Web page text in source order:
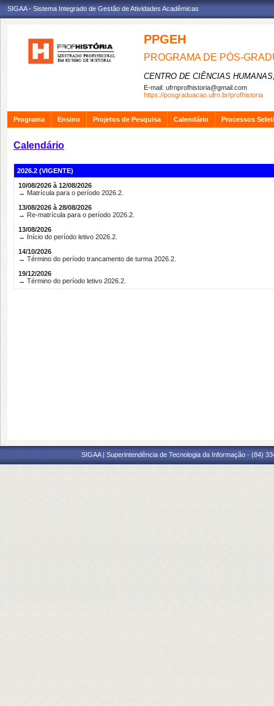
SIGAA - Sistema Integrado de Gestão de Atividades Acadêmicas
PPGEH
PROGRAMA DE PÓS-
CENTRO DE CIÊNCIAS
E-mail: ufrnprofhistoria@gmail.com
https://posgraduacao.ufrn.br/profhistoria
Programa Ensino Projetos de Pesquisa Calendário Processos
Calendário
2026.2 (VIGENTE)
10/08/2026 à 12/08/2026
→ Matrícula para o período 2026.2.
13/08/2026 à 28/08/2026
→ Re-matrícula para o período 2026.2.
13/08/2026
→ Início do período letivo 2026.2.
14/10/2026
→ Término do período trancamento de turma 2026.2.
19/12/2026
→ Término do período letivo 2026.2.
SIGAA | Superintendência de Tecnologia da Informação - (84)